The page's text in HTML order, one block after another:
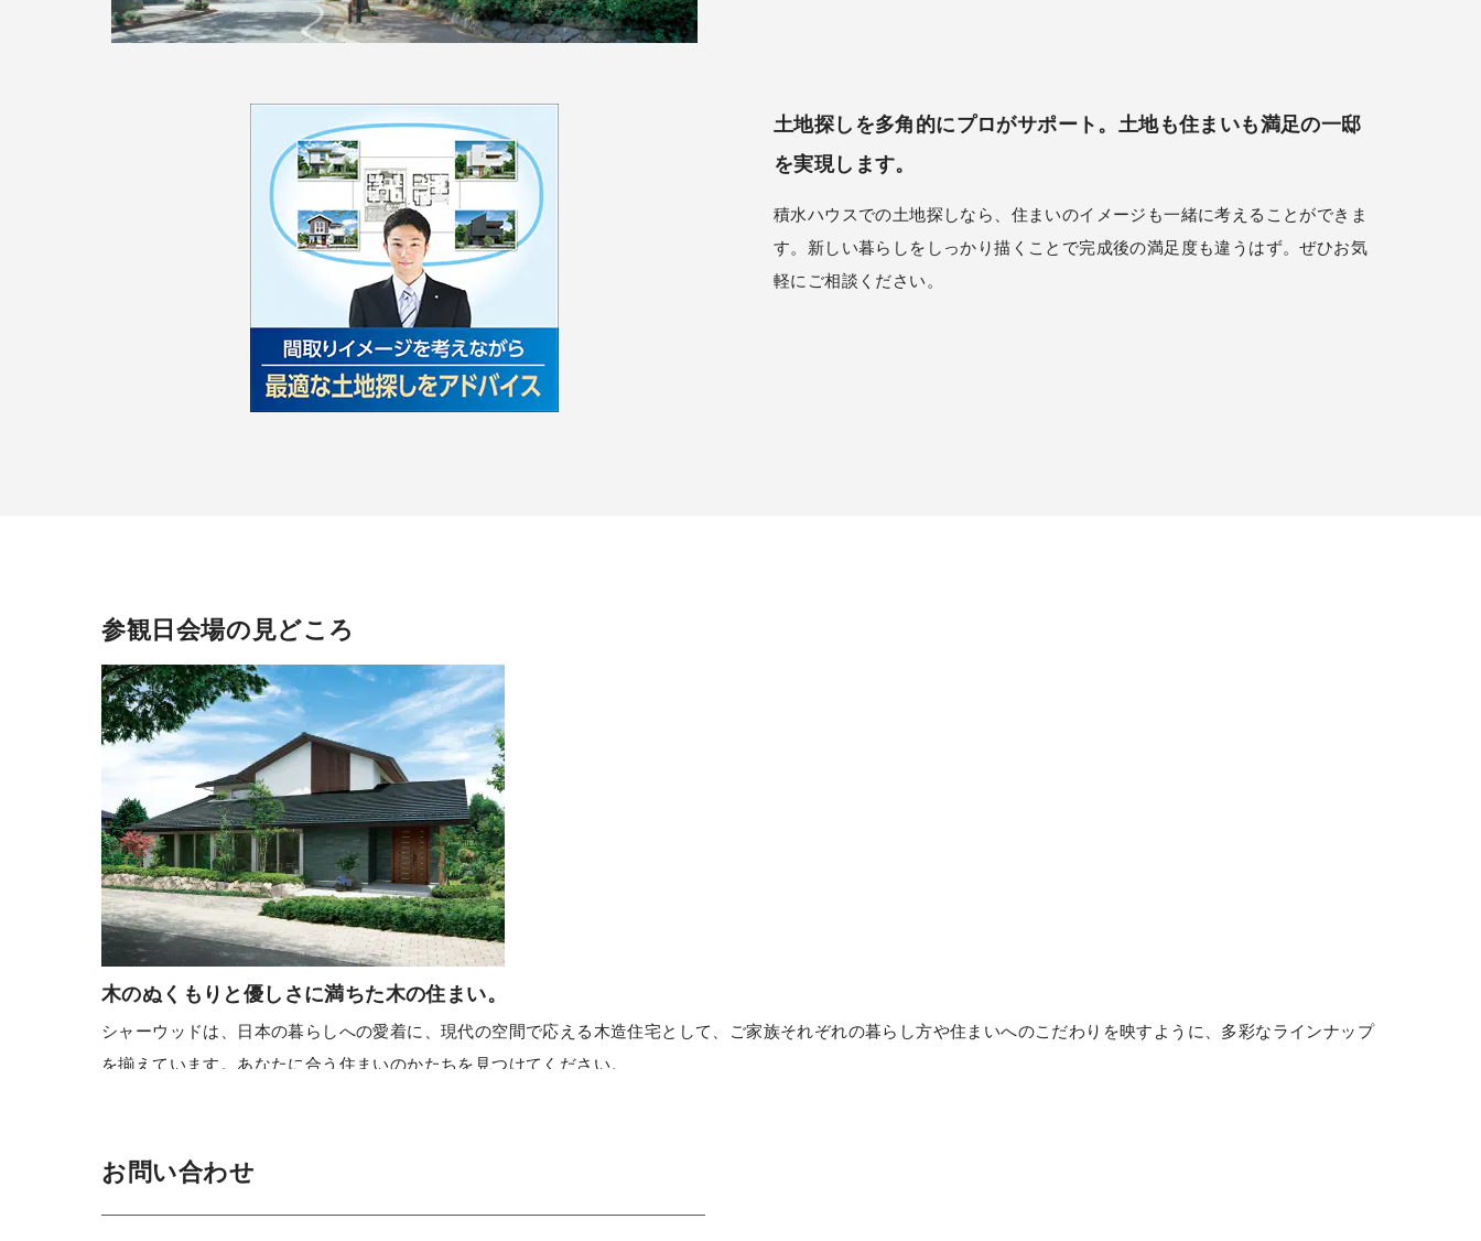
土地探しを多角的にプロがサポート。土地も住まいも満足の一邸
を実現します。
積水ハウスでの土地探しなら、住まいのイメージも一緒に考えることができま
す。新しい暮らしをしっかり描くことで完成後の満足度も違うはず。ぜひお気
軽にご相談ください。
参観日会場の見どころ
木のぬくもりと優しさに満ちた木の住まい。
シャーウッドは、日本の暮らしへの愛着に、現代の空間で応える木造住宅として、ご家族それぞれの暮らし方や住まいへのこだわりを映すように、多彩なラインナップ
を揃えています。あなたに合う住まいのかたちを見つけてください。
お問い合わせ